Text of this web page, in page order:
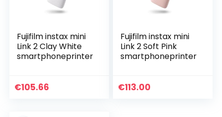
Fujifilm instax mini
Link 2 Clay White
smartphoneprinter
€105.66
Fujifilm instax mini
Link 2 Soft Pink
smartphoneprinter
€113.00